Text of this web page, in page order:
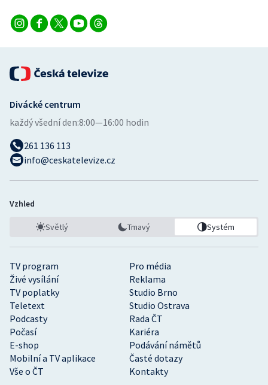
TV program
Pro média
Živé vysílání
Reklama
TV poplatky
Studio Brno
Teletext
Studio Ostrava
Podcasty
Rada ČT
Počasí
Kariéra
E-shop
Podávání námětů
Mobilní a TV aplikace
Časté dotazy
Vše o ČT
Kontakty
Divácké centrum
každý všední den:8:00—16:00 hodin
261 136 113
info@ceskatelevize.cz
Vzhled
Světlý Tmavý Systém